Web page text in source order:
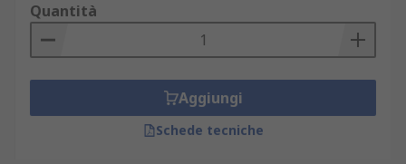
Quantità
Aggiungi
Schede tecniche